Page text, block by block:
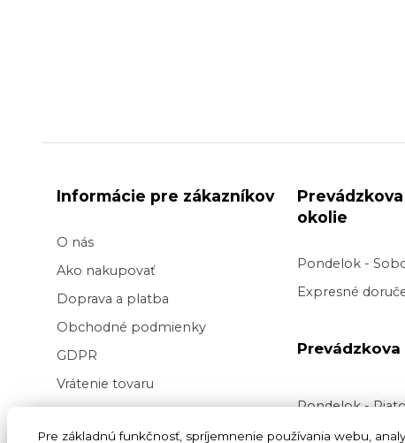
Informácie pre zákazníkov
O nás
Ako nakupovať
Doprava a platba
Obchodné podmienky
GDPR
Vrátenie tovaru
Veľkoobchod kvetov
okolie
Pondelok -
Expresné
Pondelok -
Doručenie v
Pre základnú funkčnosť, spríjemnenie používania webu,